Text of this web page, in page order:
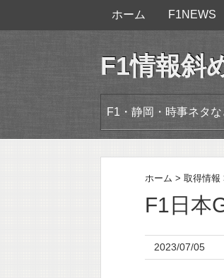
ホーム F1NEWS
F1情報斜
F1・静岡・時事ネタ
ホーム > 取得情報
F1日本
2023/07/05